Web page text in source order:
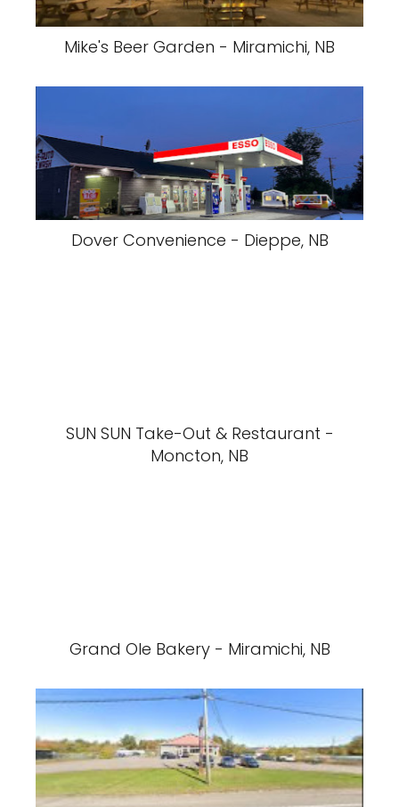
Mike's Beer Garden - Miramichi, NB
Dover Convenience - Dieppe, NB
SUN SUN Take-Out & Restaurant -
Moncton, NB
Grand Ole Bakery - Miramichi, NB